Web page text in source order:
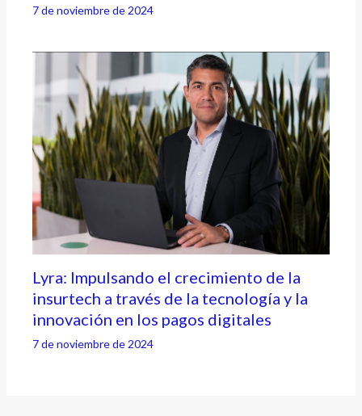
7 de noviembre de 2024
Lyra: Impulsando el crecimiento de la
insurtech a través de la tecnología y la
innovación en los pagos digitales
7 de noviembre de 2024